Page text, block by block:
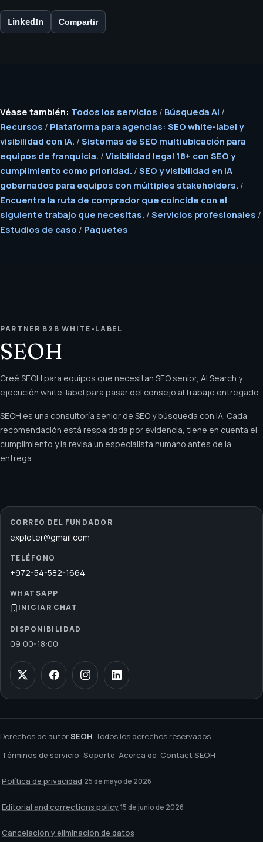
LinkedIn Compartir
Véase también: Todos los servicios / Búsqueda AI /
Recursos / Plataforma para agencias: SEO white-label y
visibilidad con IA. / Sistemas de SEO multiubicación para
equipos de franquicia. / Visibilidad legal 18+ con SEO y
cumplimiento como prioridad. / SEO y visibilidad en IA
gobernados para equipos con múltiples stakeholders. /
Encuentra la ruta de comprador que coincide con el
siguiente trabajo que necesitas. / Servicios profesionales /
Estudios de caso / Paquetes
PARTNER B2B WHITE-LABEL
SEOH
Creé SEOH para equipos que necesitan SEO senior, AI Search y
ejecución white-label para pasar del consejo al trabajo entregado.
SEOH es una consultoría senior de SEO y búsqueda con IA. Cada
recomendación está respaldada por evidencia, tiene en cuenta el
cumplimiento y la revisa un especialista humano antes de la
entrega.
CORREO DEL FUNDADOR
exploter@gmail.com
TELÉFONO
+972-54-582-1664
WHATSAPP
INICIAR CHAT
DISPONIBILIDAD
09:00-18:00
Derechos de autorSEOH. Todos los derechos reservados
Términos de servicio Soporte Acerca de Contact SEOH
Política de privacidad 25 de mayo de 2026
Editorial and corrections policy 15 de junio de 2026
Cancelación y eliminación de datos